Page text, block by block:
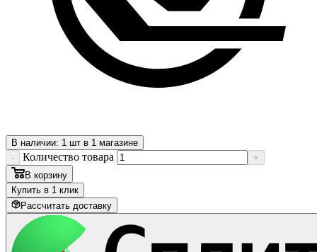
В наличии: 1 шт в 1 магазине
-
Количество товара
+
В корзину
Купить в 1 клик
Рассчитать доставку